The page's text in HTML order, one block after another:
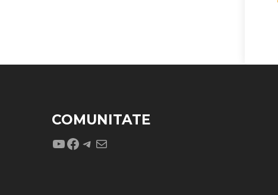
COMUNITATE
YouTube
Facebook
Telegram
Mail